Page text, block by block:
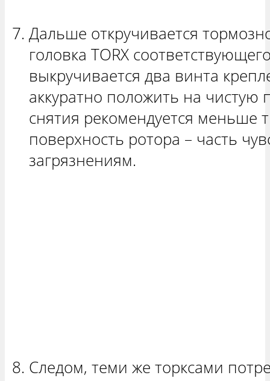
Дальше откручивается
головка TORX
выкручивается два винта
аккуратно положить на чистую
снятия рекомендуется меньше
поверхность ротора – часть
загрязнениям.
Следом, теми же торксами